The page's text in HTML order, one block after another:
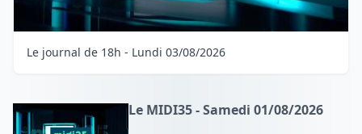
Le journal de 18h - Lundi 03/08/2026
Le MIDI35 - Samedi 01/08/2026